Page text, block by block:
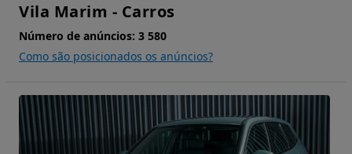
Vila Marim - Carros
Número de anúncios: 3 580
Como são posicionados os anúncios?